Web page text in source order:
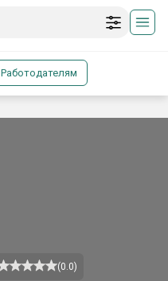
Работодателям
(0.0)